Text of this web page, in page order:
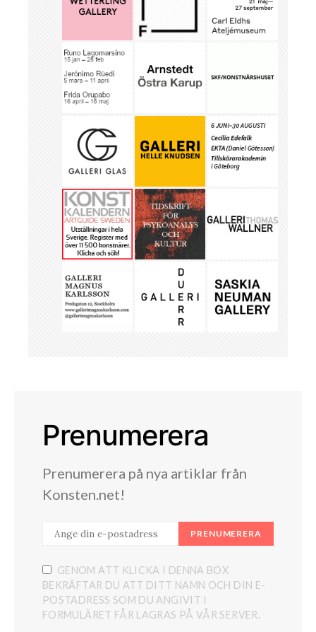
Prenumerera
Prenumerera på nya artiklar från
Konsten.net!
PRENUMERERA
GENOM ATT KLICKA I DENNA BOX
BEKRÄFTAR DU ATT DITT NAMN OCH DIN E-
POSTADRESS SOM DU ANGIVIT I
FORMULÄRET FÅR LAGRAS PÅ VÅR SERVER.